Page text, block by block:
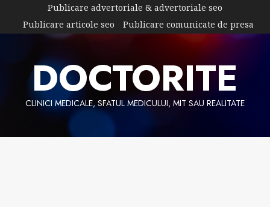
content
Publicare advertoriale & advertoriale seo
Publicare articole seo
Publicare comunicate de presa
DOCTORITE
CLINICI MEDICALE, SFATUL MEDICULUI, MIT SAU REALITATE